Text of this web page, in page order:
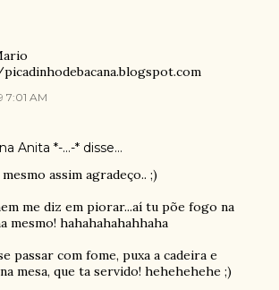
7:01 AM
Anita *-...-* disse…
assim agradeço.. ;)
me diz em piorar...aí tu põe fogo na
mesmo! hahahahahahhaha
passar com fome, puxa a cadeira e
mesa, que ta servido! hehehehehe ;)